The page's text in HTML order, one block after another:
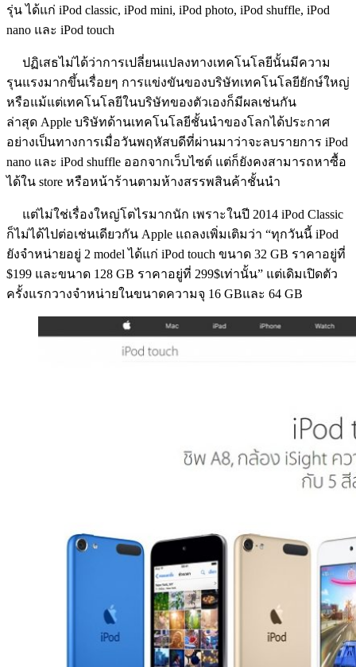
รุ่น ได้แก่ iPod classic, iPod mini, iPod photo, iPod shuffle, iPod
nano และ iPod touch
ปฏิเสธไม่ได้ว่าการเปลี่ยนแปลงทางเทคโนโลยีนั้นมีความ
รุนแรงมากขึ้นเรื่อยๆ การแข่งขันของบริษัทเทคโนโลยียักษ์ใหญ่
หรือแม้แต่เทคโนโลยีในบริษัทของตัวเองก็มีผลเช่นกัน
ล่าสุด Apple บริษัทด้านเทคโนโลยีชั้นนำของโลกได้ประกาศ
อย่างเป็นทางการเมื่อวันพฤหัสบดีที่ผ่านมาว่าจะลบรายการ iPod
nano และ iPod shuffle ออกจากเว็บไซต์ แต่ก็ยังคงสามารถหาซื้อ
ได้ใน store หรือหน้าร้านตามห้างสรรพสินค้าชั้นนำ
แต่ไม่ใช่เรื่องใหญ่โตไรมากนัก เพราะในปี 2014 iPod Classic
ก็ไม่ได้ไปต่อเช่นเดียวกัน Apple แถลงเพิ่มเติมว่า “ทุกวันนี้ iPod
ยังจำหน่ายอยู่ 2 model ได้แก่ iPod touch ขนาด 32 GB ราคาอยู่ที่
$199 และขนาด 128 GB ราคาอยู่ที่ 299$เท่านั้น” แต่เดิมเปิดตัว
ครั้งแรกวางจำหน่ายในขนาดความจุ 16 GBและ 64 GB